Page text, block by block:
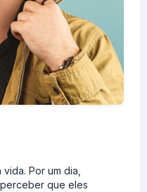
Por um dia,
que eles